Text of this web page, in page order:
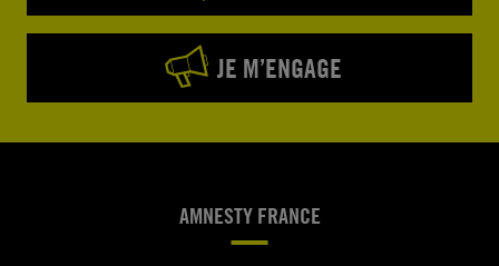
JE M’ENGAGE
AMNESTY FRANCE